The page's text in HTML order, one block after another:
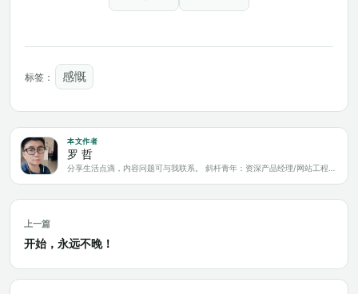
标签： 感慨
本文作者
罗 哲
上一篇
开始，永远不晚！